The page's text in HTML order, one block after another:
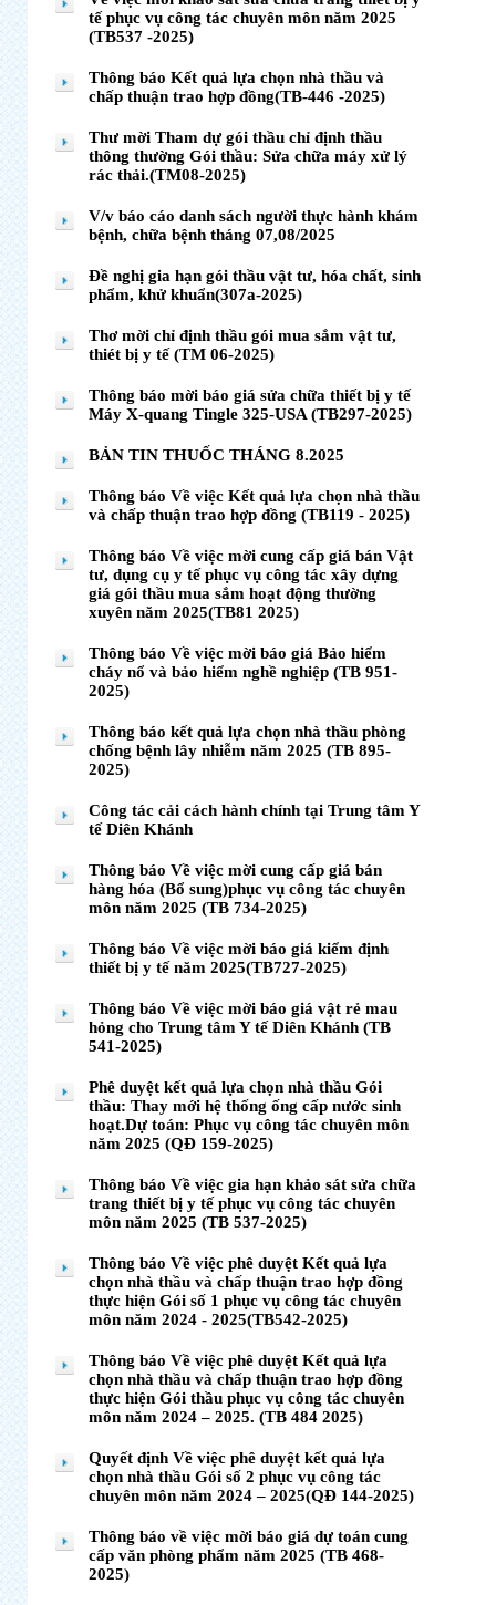
tế phục vụ công tác chuyên môn năm 2025
(TB537 -2025)
Thông báo Kết quả lựa chọn nhà thầu và
chấp thuận trao hợp đồng(TB-446 -2025)
Thư mời Tham dự gói thầu chỉ định thầu
thông thường Gói thầu: Sửa chữa máy xử lý
rác thải.(TM08-2025)
V/v báo cáo danh sách người thực hành khám
bệnh, chữa bệnh tháng 07,08/2025
Đề nghị gia hạn gói thầu vật tư, hóa chất, sinh
phẩm, khử khuẩn(307a-2025)
Thơ mời chỉ định thầu gói mua sắm vật tư,
thiét bị y tế (TM 06-2025)
Thông báo mời báo giá sửa chữa thiết bị y tế
Máy X-quang Tingle 325-USA (TB297-2025)
BẢN TIN THUỐC THÁNG 8.2025
Thông báo Về việc Kết quả lựa chọn nhà thầu
và chấp thuận trao hợp đồng (TB119 - 2025)
Thông báo Về việc mời cung cấp giá bán Vật
tư, dụng cụ y tế phục vụ công tác xây dựng
giá gói thầu mua sắm hoạt động thường
xuyên năm 2025(TB81 2025)
Thông báo Về việc mời báo giá Bảo hiểm
cháy nổ và bảo hiểm nghề nghiệp (TB 951-
2025)
Thông báo kết quả lựa chọn nhà thầu phòng
chống bệnh lây nhiễm năm 2025 (TB 895-
2025)
Công tác cải cách hành chính tại Trung tâm Y
tế Diên Khánh
Thông báo Về việc mời cung cấp giá bán
hàng hóa (Bổ sung)phục vụ công tác chuyên
môn năm 2025 (TB 734-2025)
Thông báo Về việc mời báo giá kiểm định
thiết bị y tế năm 2025(TB727-2025)
Thông báo Về việc mời báo giá vật rẻ mau
hỏng cho Trung tâm Y tế Diên Khánh (TB
541-2025)
Phê duyệt kết quả lựa chọn nhà thầu Gói
thầu: Thay mới hệ thống ống cấp nước sinh
hoạt.Dự toán: Phục vụ công tác chuyên môn
năm 2025 (QĐ 159-2025)
Thông báo Về việc gia hạn khảo sát sửa chữa
trang thiết bị y tế phục vụ công tác chuyên
môn năm 2025 (TB 537-2025)
Thông báo Về việc phê duyệt Kết quả lựa
chọn nhà thầu và chấp thuận trao hợp đồng
thực hiện Gói số 1 phục vụ công tác chuyên
môn năm 2024 - 2025(TB542-2025)
Thông báo Về việc phê duyệt Kết quả lựa
chọn nhà thầu và chấp thuận trao hợp đồng
thực hiện Gói thầu phục vụ công tác chuyên
môn năm 2024 – 2025. (TB 484 2025)
Quyết định Về việc phê duyệt kết quả lựa
chọn nhà thầu Gói số 2 phục vụ công tác
chuyên môn năm 2024 – 2025(QĐ 144-2025)
Thông báo về việc mời báo giá dự toán cung
cấp văn phòng phẩm năm 2025 (TB 468-
2025)